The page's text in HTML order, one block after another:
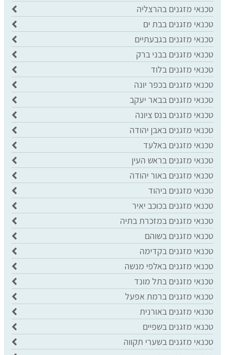
טכנאי מזגנים בהרצליה
טכנאי מזגנים בבת ים
טכנאי מזגנים בגבעתיים
טכנאי מזגנים בבני ברק
טכנאי מזגנים בלוד
טכנאי מזגנים בכפר יונה
טכנאי מזגנים בבאר יעקב
טכנאי מזגנים בנס ציונה
טכנאי מזגנים באבן יהודה
טכנאי מזגנים באלעד
טכנאי מזגנים בראש העין
טכנאי מזגנים באור יהודה
טכנאי מזגנים ביהוד
טכנאי מזגנים בכוכב יאיר
טכנאי מזגנים במזכרת בתיה
טכנאי מזגנים בשוהם
טכנאי מזגנים בקדימה
טכנאי מזגנים באלפי מנשה
טכנאי מזגנים בתל מונד
טכנאי מזגנים ברמת אפעל
טכנאי מזגנים באורנית
טכנאי מזגנים בשפיים
טכנאי מזגנים בשערי תקווה